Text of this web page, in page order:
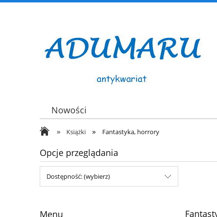
Nowości
» Książki » Fantastyka, horrory
Opcje przeglądania
Dostępność: (wybierz)
Menu